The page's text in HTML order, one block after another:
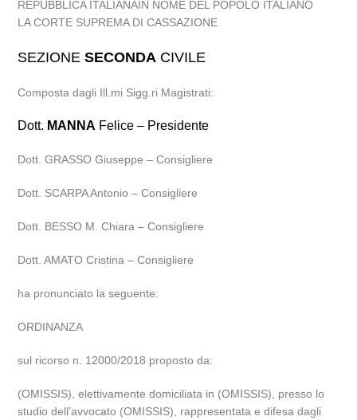
REPUBBLICA ITALIANAIN NOME DEL POPOLO ITALIANO
LA CORTE SUPREMA DI CASSAZIONE
SEZIONESECONDA CIVILE
Composta dagli Ill.mi Sigg.ri Magistrati:
Dott. MANNA Felice – Presidente
Dott. GRASSO Giuseppe – Consigliere
Dott. SCARPA Antonio – Consigliere
Dott. BESSO M. Chiara – Consigliere
Dott. AMATO Cristina – Consigliere
ha pronunciato la seguente:
ORDINANZA
sul ricorso n. 12000/2018 proposto da:
(OMISSIS), elettivamente domiciliata in (OMISSIS), presso lo
studio dell’avvocato (OMISSIS), rappresentata e difesa dagli